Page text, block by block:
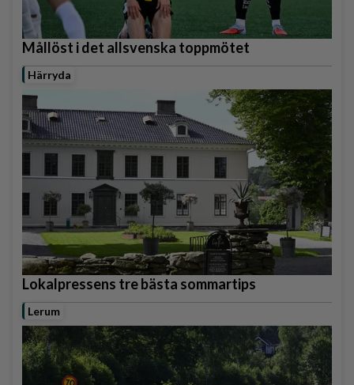
Mållöst i det allsvenska toppmötet
Härryda
Lokalpressens tre bästa sommartips
Lerum